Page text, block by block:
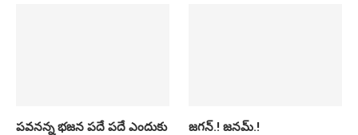
పవనన్న భజన పదే పదే ఎందుకు
జగన్.! జనమ్.!